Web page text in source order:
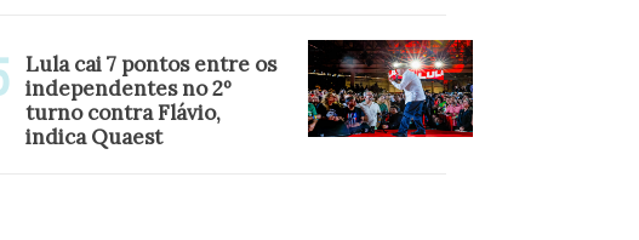
Lula cai 7 pontos entre os
independentes no 2º
turno contra Flávio,
indica Quaest